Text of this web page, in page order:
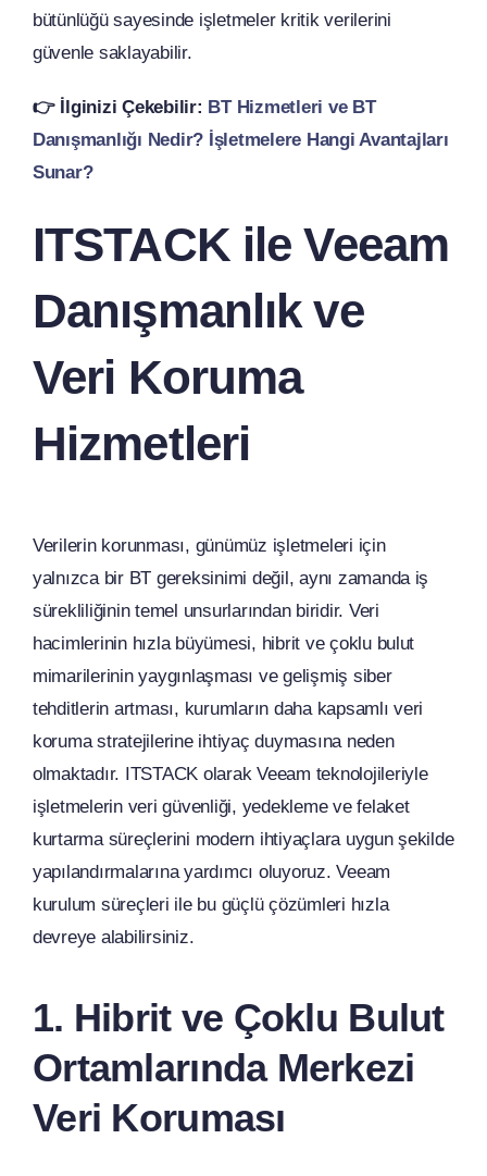
bütünlüğü sayesinde işletmeler kritik verilerini
güvenle saklayabilir.
👉️ İlginizi Çekebilir: BT Hizmetleri ve BT
Danışmanlığı Nedir? İşletmelere Hangi Avantajları
Sunar?
ITSTACK ile Veeam
Danışmanlık ve
Veri Koruma
Hizmetleri
Verilerin korunması, günümüz işletmeleri için
yalnızca bir BT gereksinimi değil, aynı zamanda iş
sürekliliğinin temel unsurlarından biridir. Veri
hacimlerinin hızla büyümesi, hibrit ve çoklu bulut
mimarilerinin yaygınlaşması ve gelişmiş siber
tehditlerin artması, kurumların daha kapsamlı veri
koruma stratejilerine ihtiyaç duymasına neden
olmaktadır. ITSTACK olarak Veeam teknolojileriyle
işletmelerin veri güvenliği, yedekleme ve felaket
kurtarma süreçlerini modern ihtiyaçlara uygun şekilde
yapılandırmalarına yardımcı oluyoruz. Veeam
kurulum süreçleri ile bu güçlü çözümleri hızla
devreye alabilirsiniz.
1. Hibrit ve Çoklu Bulut
Ortamlarında Merkezi
Veri Koruması